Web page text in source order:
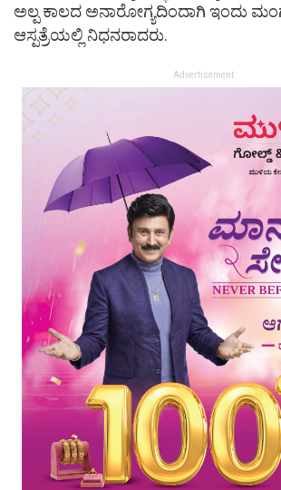
ಅಲ್ಪ ಕಾಲದ ಅನಾರೋಗ್ಯದಿಂದಾಗಿ ಇಂದು
ಆಸ್ಪತ್ರೆಯಲ್ಲಿ ನಿಧನರಾದರು.
Advertisement